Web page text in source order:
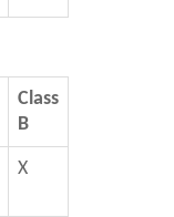
Class
B
X